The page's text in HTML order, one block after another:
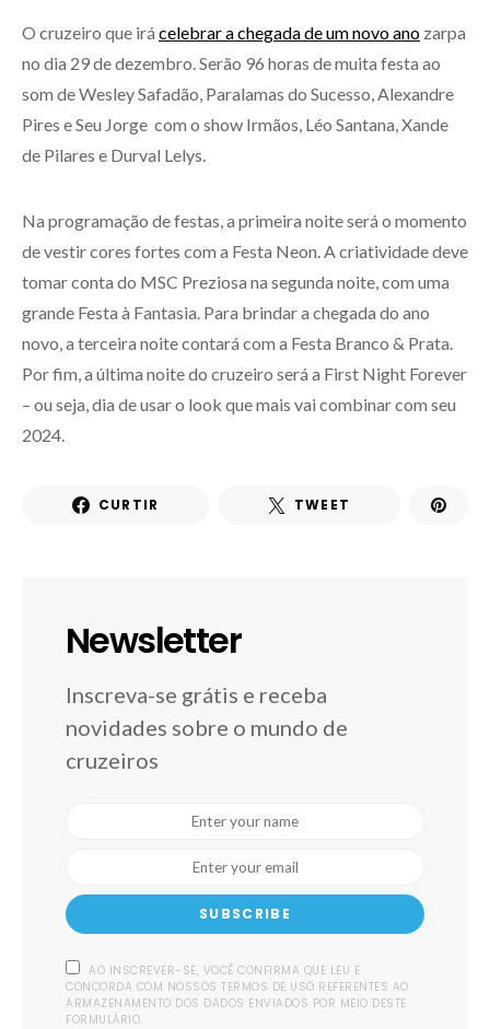
O cruzeiro que irá celebrar a chegada de um novo ano zarpa
no dia 29 de dezembro. Serão 96 horas de muita festa ao
som de Wesley Safadão, Paralamas do Sucesso, Alexandre
Pires e Seu Jorge com o show Irmãos, Léo Santana, Xande
de Pilares e Durval Lelys.
Na programação de festas, a primeira noite será o momento
de vestir cores fortes com a Festa Neon. A criatividade deve
tomar conta do MSC Preziosa na segunda noite, com uma
grande Festa à Fantasia. Para brindar a chegada do ano
novo, a terceira noite contará com a Festa Branco & Prata.
Por fim, a última noite do cruzeiro será a First Night Forever
– ou seja, dia de usar o look que mais vai combinar com seu
2024.
CURTIR TWEET
Newsletter
Inscreva-se grátis e receba
novidades sobre o mundo de
cruzeiros
SUBSCRIBE
AO INSCREVER-SE, VOCÊ CONFIRMA QUE LEU E
CONCORDA COM NOSSOS TERMOS DE USO REFERENTES AO
ARMAZENAMENTO DOS DADOS ENVIADOS POR MEIO DESTE
FORMULÁRIO.